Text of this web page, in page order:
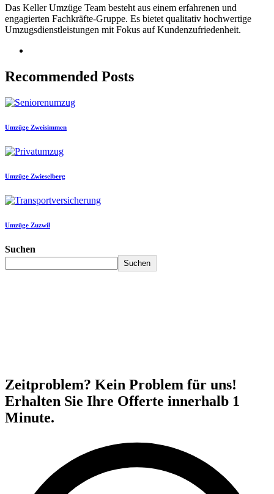
Das Keller Umzüge Team besteht aus einem erfahrenen und
engagierten Fachkräfte-Gruppe. Es bietet qualitativ hochwertige
Umzugsdienstleistungen mit Fokus auf Kundenzufriedenheit.
Recommended Posts
Umzüge Zweisimmen
Umzüge Zwieselberg
Umzüge Zuzwil
Suchen
Suchen
Zeitproblem? Kein Problem für uns!
Erhalten Sie Ihre Offerte innerhalb 1
Minute.